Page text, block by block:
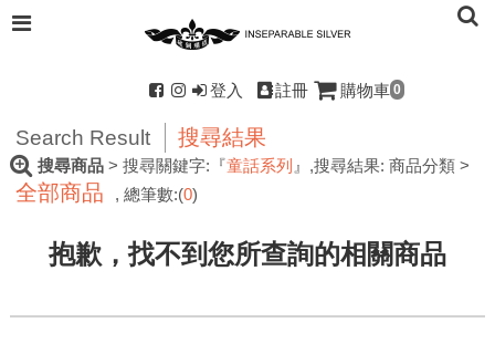
登入 註冊 購物車 0
Search Result 搜尋結果
搜尋商品> 搜尋關鍵字:『童話系列 』 ,搜尋結果: 商品分類 >
全部商品 , 總筆數:(0)
抱歉，找不到您所查詢的相關商品